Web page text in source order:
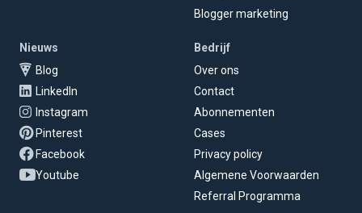
Blogger marketing
Nieuws
Blog
LinkedIn
Instagram
Pinterest
Facebook
Youtube
Bedrijf
Over ons
Contact
Abonnementen
Cases
Privacy policy
Algemene Voorwaarden
Referral Programma